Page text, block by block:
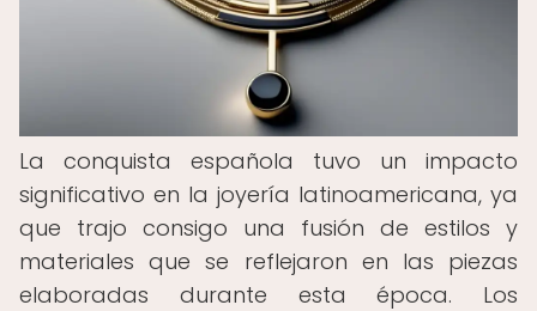
La conquista española tuvo un impacto
significativo en la joyería latinoamericana, ya
que trajo consigo una fusión de estilos y
materiales que se reflejaron en las piezas
elaboradas durante esta época. Los